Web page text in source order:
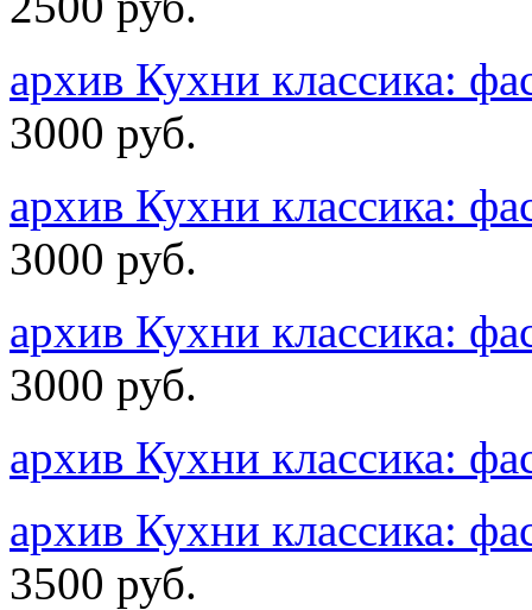
архив Кухни классика:
3000 руб.
архив Кухни классика:
3000 руб.
архив Кухни классика:
3000 руб.
архив Кухни классика:
архив Кухни
3500 руб.